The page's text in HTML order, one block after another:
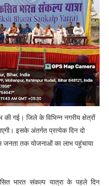
गई। जिले के विभिन्न नगरीय क्षेत्रों
इसके अंतर्गत प्रत्येक दिन दो
जनता तक योजनाओं का लाभ पहुंचाया
भारत संकल्प यात्रा के पहले दिन